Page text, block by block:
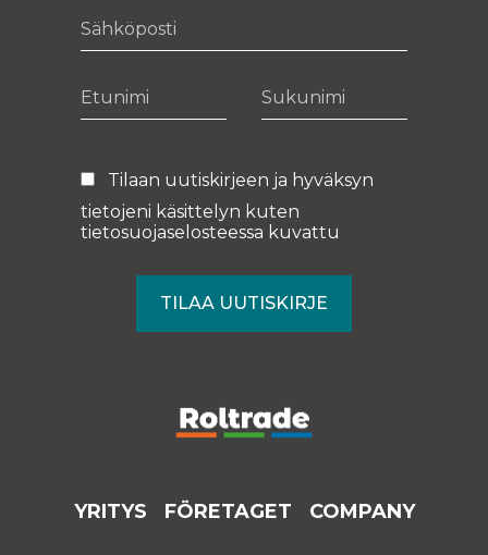
Tilaan uutiskirjeen ja hyväksyn
tietojeni käsittelyn kuten
tietosuojaselosteessa kuvattu
YRITYS FÖRETAGET COMPANY